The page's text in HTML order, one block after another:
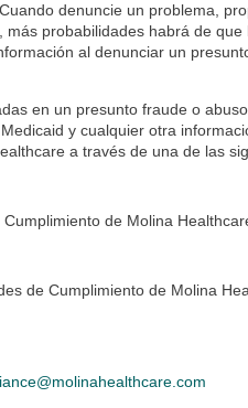
denuncie un problema,
probabilidades habrá de
al denunciar un
en un presunto fraude o
y cualquier otra
a través de una de las
de Molina
de Cumplimiento de Molina